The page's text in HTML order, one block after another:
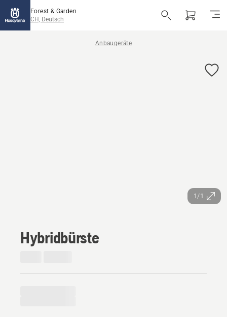
Forest & Garden
CH, Deutsch
Anbaugeräte
1/1
Hybridbürste